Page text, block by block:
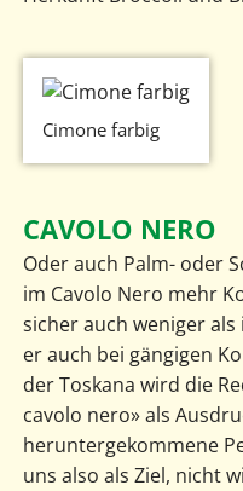
Cimone farbig
CAVOLO NERO
Oder auch Palm- oder
im Cavolo Nero mehr
sicher auch weniger
er auch bei gängigen
der Toskana wird die
cavolo nero» als
heruntergekommene
uns also als Ziel, nicht